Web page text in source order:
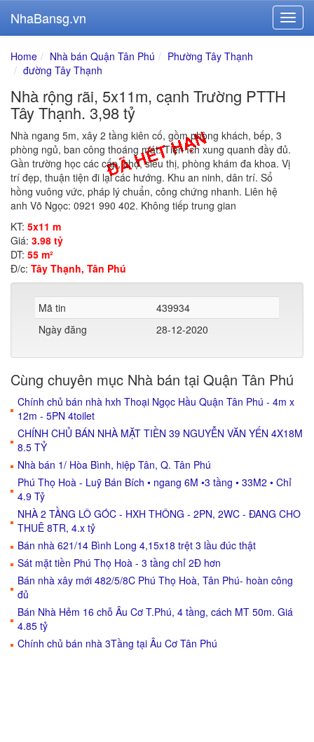
NhaBansg.vn
Home Nhà bán Quận Tân Phú
Phường Tây Thạnh
đường Tây Thạnh
Nhà rộng rãi, 5x11m, cạnh Trường PTTH
Tây Thạnh. 3,98 tỷ
Nhà ngang 5m, xây 2 tầng kiên cố, gồm phòng khách, bếp, 3
phòng ngủ, ban công thoáng mát. Tiện ích xung quanh đầy đủ.
Gần trường học các cấp, chợ, siêu thị, phòng khám đa khoa. Vị
trí đẹp, thuận tiện đi lại các hướng. Khu an ninh, dân trí. Sổ
hồng vuông vức, pháp lý chuẩn, công chứng nhanh. Liên hệ
anh Võ Ngọc: 0921 990 402. Không tiếp trung gian
KT: 5x11 m
Giá: 3.98 tỷ
DT: 55 m²
Đ/c: Tây Thạnh, Tân Phú
Mã tin
439934
Ngày đăng
28-12-2020
Cùng chuyên mục Nhà bán tại Quận Tân Phú
Chính chủ bán nhà hxh Thoại Ngọc Hầu Quận Tân Phú - 4m x
12m - 5PN 4toilet
CHÍNH CHỦ BÁN NHÀ MẶT TIỀN 39 NGUYỄN VĂN YẾN 4X18M
8.5 TỶ
Nhà bán 1/ Hòa Bình, hiệp Tân, Q. Tân Phú
Phú Thọ Hoà - Luỹ Bán Bích • ngang 6M •3 tầng • 33M2 • Chỉ
4.9 Tỷ
NHÀ 2 TẦNG LÔ GÓC - HXH THÔNG - 2PN, 2WC - ĐANG CHO
THUÊ 8TR, 4.x tỷ
Bán nhà 621/14 Bình Long 4,15x18 trệt 3 lầu đúc thật
Sát mặt tiền Phú Thọ Hoà - 3 tầng chỉ 2Đ hơn
Bán nhà xây mới 482/5/8C Phú Thọ Hoà, Tân Phú- hoàn công
đủ
Bán Nhà Hẻm 16 chỗ Âu Cơ T.Phú, 4 tầng, cách MT 50m. Giá
4.85 tỷ
Chính chủ bán nhà 3Tầng tại Âu Cơ Tân Phú